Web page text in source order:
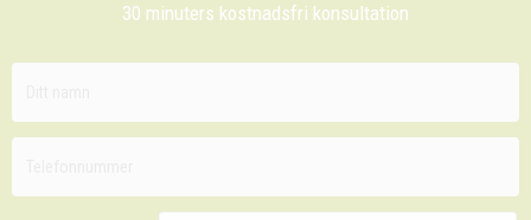
30 minuters kostnadsfri konsultation